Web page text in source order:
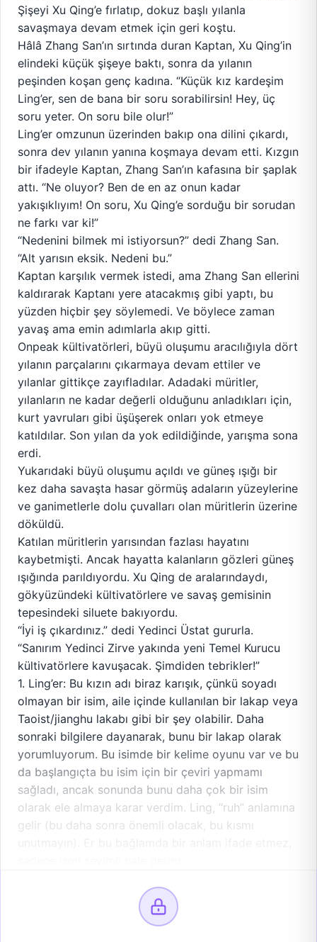
Şişeyi Xu Qing’e fırlatıp, dokuz başlı yılanla
savaşmaya devam etmek için geri koştu.
Hâlâ Zhang San’ın sırtında duran Kaptan, Xu Qing’in
elindeki küçük şişeye baktı, sonra da yılanın
peşinden koşan genç kadına. “Küçük kız kardeşim
Ling’er, sen de bana bir soru sorabilirsin! Hey, üç
soru yeter. On soru bile olur!”
Ling’er omzunun üzerinden bakıp ona dilini çıkardı,
sonra dev yılanın yanına koşmaya devam etti. Kızgın
bir ifadeyle Kaptan, Zhang San’ın kafasına bir şaplak
attı. “Ne oluyor? Ben de en az onun kadar
yakışıklıyım! On soru, Xu Qing’e sorduğu bir sorudan
ne farkı var ki!”
“Nedenini bilmek mi istiyorsun?” dedi Zhang San.
“Alt yarısın eksik. Nedeni bu.”
Kaptan karşılık vermek istedi, ama Zhang San ellerini
kaldırarak Kaptanı yere atacakmış gibi yaptı, bu
yüzden hiçbir şey söylemedi. Ve böylece zaman
yavaş ama emin adımlarla akıp gitti.
Onpeak kültivatörleri, büyü oluşumu aracılığıyla dört
yılanın parçalarını çıkarmaya devam ettiler ve
yılanlar gittikçe zayıfladılar. Adadaki müritler,
yılanların ne kadar değerli olduğunu anladıkları için,
kurt yavruları gibi üşüşerek onları yok etmeye
katıldılar. Son yılan da yok edildiğinde, yarışma sona
erdi.
Yukarıdaki büyü oluşumu açıldı ve güneş ışığı bir
kez daha savaşta hasar görmüş adaların yüzeylerine
ve ganimetlerle dolu çuvalları olan müritlerin üzerine
döküldü.
Katılan müritlerin yarısından fazlası hayatını
kaybetmişti. Ancak hayatta kalanların gözleri güneş
ışığında parıldıyordu. Xu Qing de aralarındaydı,
gökyüzündeki kültivatörlere ve savaş gemisinin
tepesindeki siluete bakıyordu.
“İyi iş çıkardınız.” dedi Yedinci Üstat gururla.
“Sanırım Yedinci Zirve yakında yeni Temel Kurucu
kültivatörlere kavuşacak. Şimdiden tebrikler!”
1. Ling’er: Bu kızın adı biraz karışık, çünkü soyadı
olmayan bir isim, aile içinde kullanılan bir lakap veya
Taoist/jianghu lakabı gibi bir şey olabilir. Daha
sonraki bilgilere dayanarak, bunu bir lakap olarak
yorumluyorum. Bu isimde bir kelime oyunu var ve bu
da başlangıçta bu isim için bir çeviri yapmamı
sağladı, ancak sonunda bunu daha çok bir isim
olarak ele almaya karar verdim. Ling, “ruh” anlamına
gelir (bu daha sonra önemli olacak, bu kısmı